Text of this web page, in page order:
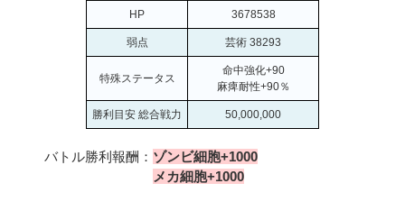
HP 3678538
弱点 芸術 38293
特殊ステータス
命中強化+90
麻痺耐性+90％
勝利目安 総合戦力 50,000,000
バトル勝利報酬： ゾンビ細胞+1000
メカ細胞+1000